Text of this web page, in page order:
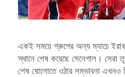
একই সময়ে গ্রুপের অন্য ম্যাচে
স্থানে শেষ করেছে সেনেগাল। সেরা
শেষ ষোলোতে ওঠার সম্ভাবনা এখনও